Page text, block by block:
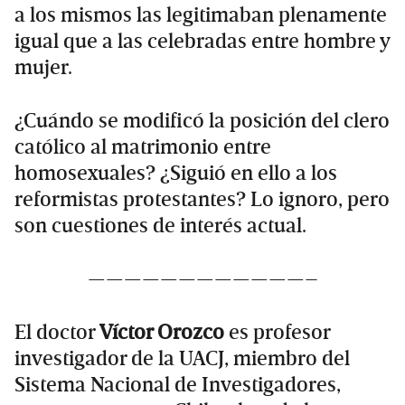
a los mismos las legitimaban plenamente
igual que a las celebradas entre hombre y
mujer.
¿Cuándo se modificó la posición del clero
católico al matrimonio entre
homosexuales? ¿Siguió en ello a los
reformistas protestantes? Lo ignoro, pero
son cuestiones de interés actual.
————————————–
El doctorVíctor Orozco es profesor
investigador de la UACJ, miembro del
Sistema Nacional de Investigadores,